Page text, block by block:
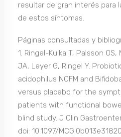
resultar de gran interés para
de estos síntomas.
Páginas consultadas y
1. Ringel-Kulka T, Palsson OS,
JA, Leyer G, Ringel Y.
acidophilus NCFM and
versus placebo for the
patients with functional
blind study. J Clin
doi: 10.1097/